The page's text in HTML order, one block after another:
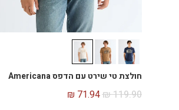
חולצת טי שירט עם הדפס Americana
₪119.90
₪ 71.94